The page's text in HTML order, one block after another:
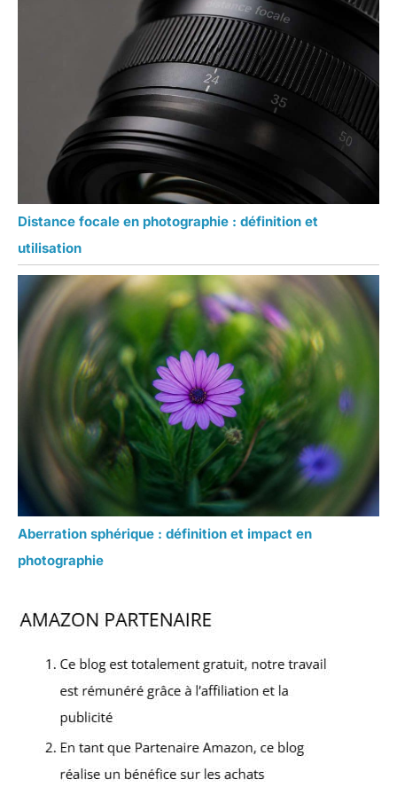
Distance focale en photographie : définition et
utilisation
Aberration sphérique : définition et impact en
photographie